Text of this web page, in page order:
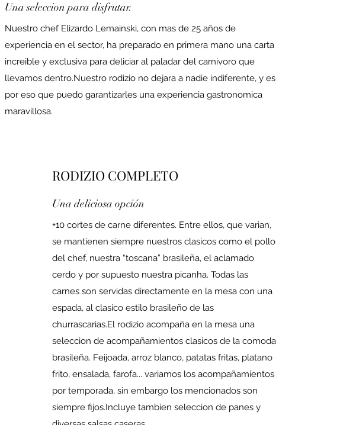
Una seleccion para disfrutar.
Nuestro chef Elizardo Lemainski, con mas de 25 años de
experiencia en el sector, ha preparado en primera mano una carta
increible y exclusiva para deliciar al paladar del carnivoro que
llevamos dentro.Nuestro rodizio no dejara a nadie indiferente, y es
por eso que puedo garantizarles una experiencia gastronomica
maravillosa.
RODIZIO COMPLETO
Una deliciosa opción
+10 cortes de carne diferentes. Entre ellos, que varian,
se mantienen siempre nuestros clasicos como el pollo
del chef, nuestra “toscana” brasileña, el aclamado
cerdo y por supuesto nuestra picanha. Todas las
carnes son servidas directamente en la mesa con una
espada, al clasico estilo brasileño de las
churrascarias.El rodizio acompaña en la mesa una
seleccion de acompañamientos clasicos de la comoda
brasileña. Feijoada, arroz blanco, patatas fritas, platano
frito, ensalada, farofa... variamos los acompañamientos
por temporada, sin embargo los mencionados son
siempre fijos.Incluye tambien seleccion de panes y